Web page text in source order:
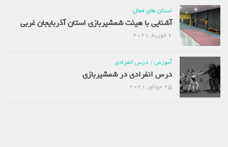
استان های فعال
آشنایی با هیئت شمشیربازی استان آذربایجان غربی
6 فوریه, 2021
آموزش/ درس انفرادی
درس انفرادی در شمشیربازی
25 جولای, 2021